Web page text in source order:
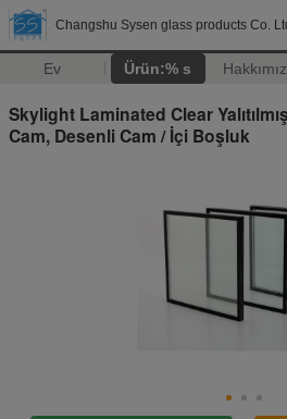
Changshu Sysen glass products Co.
Ev Ürün:% s
Skylight Laminated Clear
Cam, Desenli Cam / İçi Boşluk